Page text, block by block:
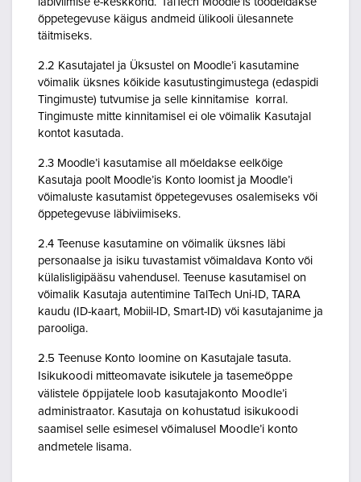
õppetegevuse käigus andmeid ülikooli ülesannete
täitmiseks.
2.2 Kasutajatel ja Üksustel on Moodle’i kasutamine
võimalik üksnes kõikide kasutustingimustega (edaspidi
Tingimuste) tutvumise ja selle kinnitamise korral.
Tingimuste mitte kinnitamisel ei ole võimalik Kasutajal
kontot kasutada.
2.3 Moodle’i kasutamise all mõeldakse eelkõige
Kasutaja poolt Moodle’is Konto loomist ja Moodle’i
võimaluste kasutamist õppetegevuses osalemiseks või
õppetegevuse läbiviimiseks.
2.4 Teenuse kasutamine on võimalik üksnes läbi
personaalse ja isiku tuvastamist võimaldava Konto või
külalisligipääsu vahendusel. Teenuse kasutamisel on
võimalik Kasutaja autentimine TalTech Uni-ID, TARA
kaudu (ID-kaart, Mobiil-ID, Smart-ID) või kasutajanime ja
parooliga.
2.5 Teenuse Konto loomine on Kasutajale tasuta.
Isikukoodi mitteomavate isikutele ja tasemeõppe
välistele õppijatele loob kasutajakonto Moodle’i
administraator. Kasutaja on kohustatud isikukoodi
saamisel selle esimesel võimalusel Moodle’i konto
andmetele lisama.